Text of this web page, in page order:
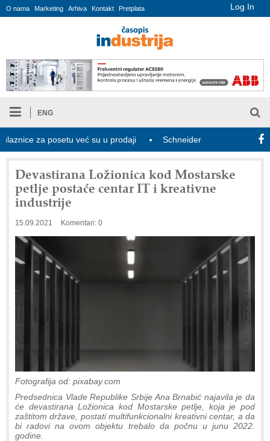
Log In
O nama Marketing Arhiva Kontakt Pretplata
ENG
za posetu već su u prodaji Schneider Electric i Kraken
Devastirana Ložionica kod Mostarske
petlje postaće centar IT i kreativne
industrije
15.09.2021 Komentari: 0
Fotografija od: pixabay.com
Predsednica Vlade Republike Srbije Ana Brnabić najavila je da
će devastirana Ložionica kod Mostarske petlje, koja je pod
zaštitom države, postati multifunkcionalni kreativni centar, a da
bi radovi na ovom objektu trebalo da počnu u junu 2022.
godine.